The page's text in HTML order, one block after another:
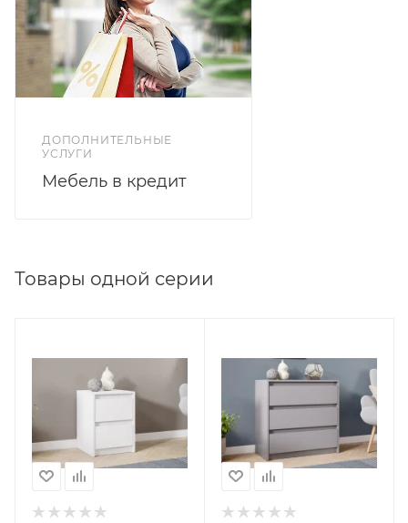
ДОПОЛНИТЕЛЬНЫЕ
УСЛУГИ
Мебель в кредит
Товары одной серии